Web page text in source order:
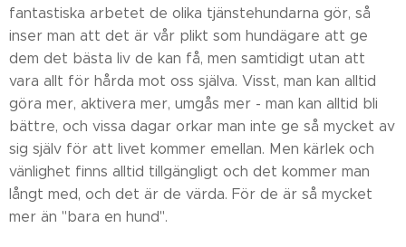
fantastiska arbetet de olika tjänstehundarna gör, så
inser man att det är vår plikt som hundägare att ge
dem det bästa liv de kan få, men samtidigt utan att
vara allt för hårda mot oss själva. Visst, man kan alltid
göra mer, aktivera mer, umgås mer - man kan alltid bli
bättre, och vissa dagar orkar man inte ge så mycket av
sig själv för att livet kommer emellan. Men kärlek och
vänlighet finns alltid tillgängligt och det kommer man
långt med, och det är de värda. För de är så mycket
mer än "bara en hund".